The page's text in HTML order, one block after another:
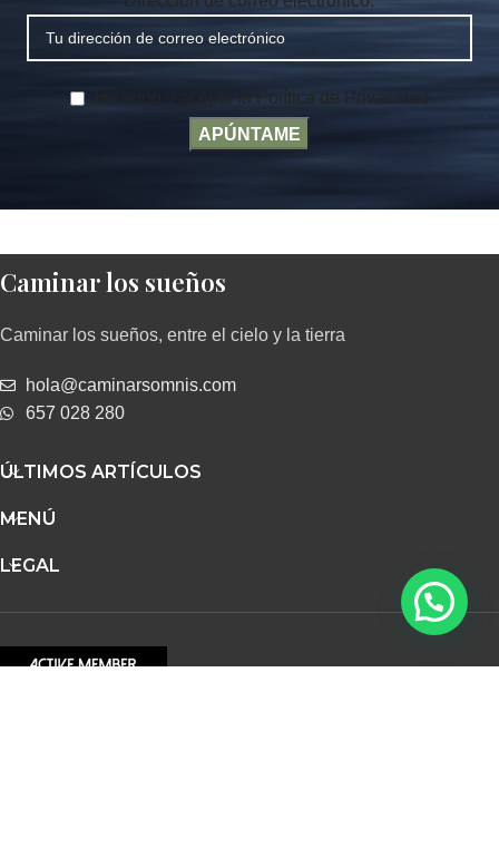
He leído y acepto la Política de Privacidad
Caminar los sueños
Caminar los sueños, entre el cielo y la tierra
hola@caminarsomnis.com
657 028 280
ÚLTIMOS ARTÍCULOS
MENÚ
LEGAL